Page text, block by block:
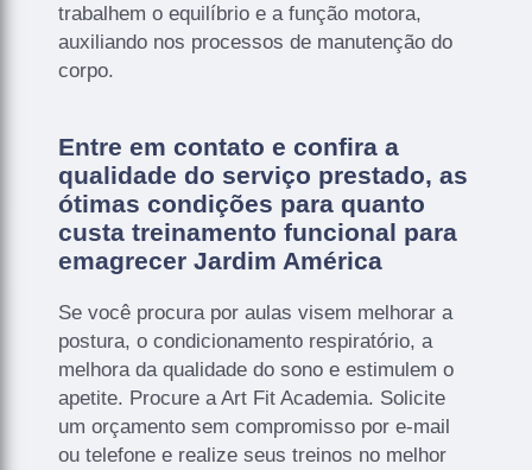
trabalhem o equilíbrio e a função motora,
auxiliando nos processos de manutenção do
corpo.
Entre em contato e confira a
qualidade do serviço prestado, as
ótimas condições para quanto
custa treinamento funcional para
emagrecer Jardim América
Se você procura por aulas visem melhorar a
postura, o condicionamento respiratório, a
melhora da qualidade do sono e estimulem o
apetite. Procure a Art Fit Academia. Solicite
um orçamento sem compromisso por e-mail
ou telefone e realize seus treinos no melhor